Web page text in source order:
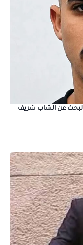
البحث عن الشاب شريف